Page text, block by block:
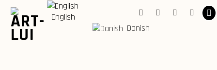
Skip
content
Facebook
English
Danish